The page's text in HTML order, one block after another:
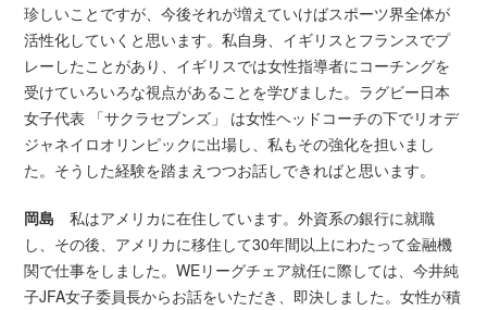
珍しいことですが、今後それが増えていけばスポーツ界全体が
活性化していくと思います。私自身、イギリスとフランスでプ
レーしたことがあり、イギリスでは女性指導者にコーチングを
受けていろいろな視点があることを学びました。ラグビー日本
女子代表 「サクラセブンズ」 は女性ヘッドコーチの下でリオデ
ジャネイロオリンピックに出場し、私もその強化を担いまし
た。そうした経験を踏まえつつお話しできればと思います。
岡島私はアメリカに在住しています。外資系の銀行に就職
し、その後、アメリカに移住して30年間以上にわたって金融機
関で仕事をしました。WEリーグチェア就任に際しては、今井純
子JFA女子委員長からお話をいただき、即決しました。女性が積